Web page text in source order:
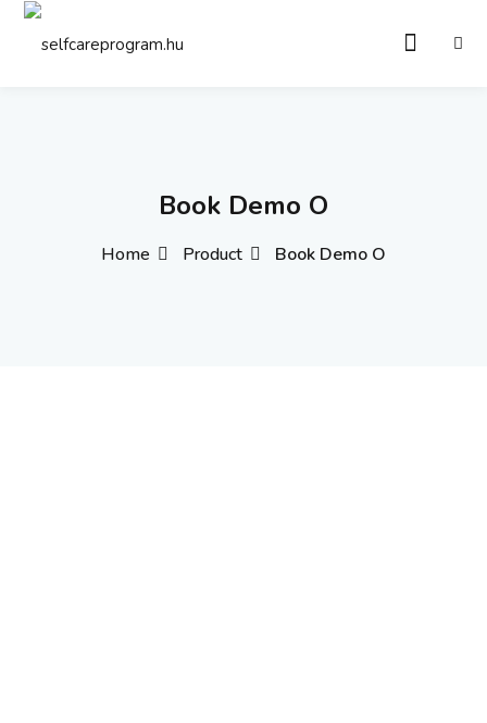
Book Demo O
Home Product Book Demo O
Sign in